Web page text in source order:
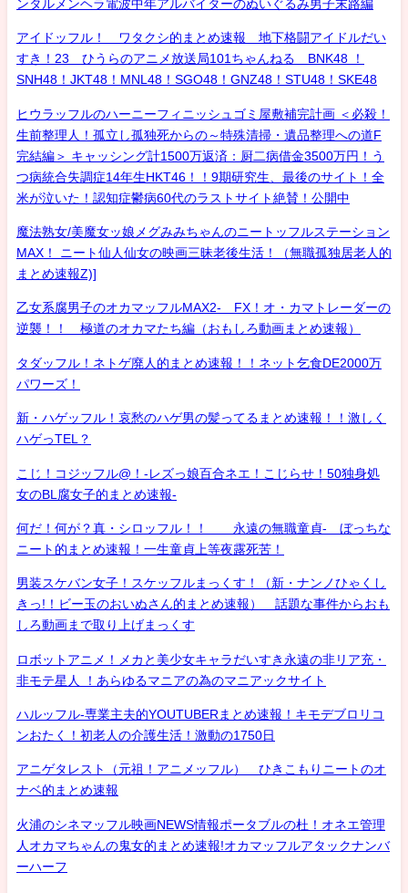
ンタルメンヘラ電波中年アルバイターのぬいぐるみ男子末路編
アイドッフル！ ワタクシ的まとめ速報 地下格闘アイドルだい
すき！23 ひうらのアニメ放送局101ちゃんねる BNK48 ！
SNH48！JKT48！MNL48！SGO48！GNZ48！STU48！SKE48
ヒウラッフルのハーニーフィニッシュゴミ屋敷補完計画 ＜必殺！
生前整理人！孤立し孤独死からの～特殊清掃・遺品整理への道F
完結編＞ キャッシング計1500万返済：厨二病借金3500万円！う
つ病統合失調症14年生HKT46！！9期研究生、最後のサイト！全
米が泣いた！認知症鬱病60代のラストサイト絶賛！公開中
魔法熟女/美魔女ッ娘メグみみちゃんのニートッフルステーション
MAX！ ニート仙人仙女の映画三昧老後生活！（無職孤独居老人的
まとめ速報Z)]
乙女系腐男子のオカマッフルMAX2- FX！オ・カマトレーダーの
逆襲！！ 極道のオカマたち編（おもしろ動画まとめ速報）
タダッフル！ネトゲ廃人的まとめ速報！！ネット乞食DE2000万
パワーズ！
新・ハゲッフル！哀愁のハゲ男の髪ってるまとめ速報！！激しく
ハゲっTEL？
こじ！コジッフル@！-レズっ娘百合ネエ！こじらせ！50独身処
女のBL腐女子的まとめ速報-
何だ！何が？真・シロッフル！！ 永遠の無職童貞- ぼっちな
ニート的まとめ速報！一生童貞上等夜露死苦！
男装スケバン女子！スケッフルまっくす！（新・ナンノひゃくし
きっ!！ビー玉のおいぬさん的まとめ速報） 話題な事件からおも
しろ動画まで取り上げまっくす
ロボットアニメ！メカと美少女キャラだいすき永遠の非リア充・
非モテ星人 ！あらゆるマニアの為のマニアックサイト
ハルッフル-専業主夫的YOUTUBERまとめ速報！キモデブロリコ
ンおたく！初老人の介護生活！激動の1750日
アニゲタレスト（元祖！アニメッフル） ひきこもりニートのオ
ナベ的まとめ速報
火浦のシネマッフル映画NEWS情報ポータブルの杜！オネエ管理
人オカマちゃんの鬼女的まとめ速報!オカマッフルアタックナンバ
ーハーフ